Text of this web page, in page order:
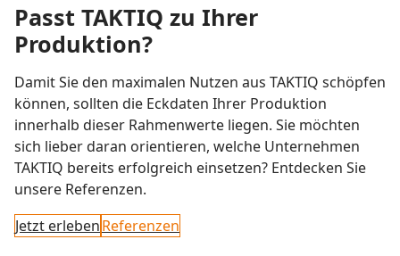
Passt TAKTIQ zu Ihrer
Produktion?
Damit Sie den maximalen Nutzen aus TAKTIQ schöpfen
können, sollten die Eckdaten Ihrer Produktion
innerhalb dieser Rahmenwerte liegen. Sie möchten
sich lieber daran orientieren, welche Unternehmen
TAKTIQ bereits erfolgreich einsetzen? Entdecken Sie
unsere Referenzen.
Jetzt erlebenReferenzen